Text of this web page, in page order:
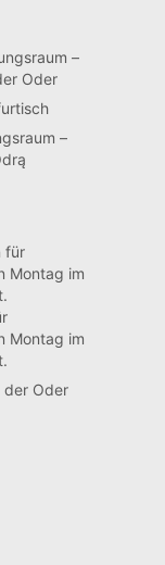
–
Oder
–
Montag im
der Oder